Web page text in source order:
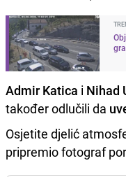
Admir Katica i Nihad
također odlučili da
Osjetite djelić
pripremio fotograf